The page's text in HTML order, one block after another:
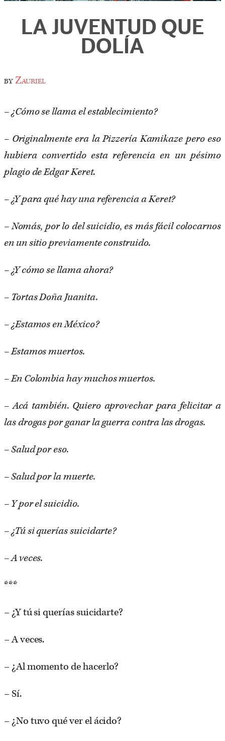
LA JUVENTUD QUE
DOLÍA
byZauriel
– ¿Cómo se llama el establecimiento?
– Originalmente era la Pizzería Kamikaze pero eso
hubiera convertido esta referencia en un pésimo
plagio de Edgar Keret.
– ¿Y para qué hay una referencia a Keret?
– Nomás, por lo del suicidio, es más fácil colocarnos
en un sitio previamente construido.
– ¿Y cómo se llama ahora?
– Tortas Doña Juanita.
– ¿Estamos en México?
– Estamos muertos.
– En Colombia hay muchos muertos.
– Acá también. Quiero aprovechar para felicitar a
las drogas por ganar la guerra contra las drogas.
– Salud por eso.
– Salud por la muerte.
– Y por el suicidio.
– ¿Tú si querías suicidarte?
– A veces.
***
– ¿Y tú si querías suicidarte?
– A veces.
– ¿Al momento de hacerlo?
– Sí.
– ¿No tuvo qué ver el ácido?